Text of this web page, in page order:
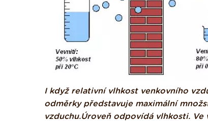
I když relativní vlhkost venkovního
odměrky představuje maximální
vzduchu.Úroveň odpovídá vlhkosti.